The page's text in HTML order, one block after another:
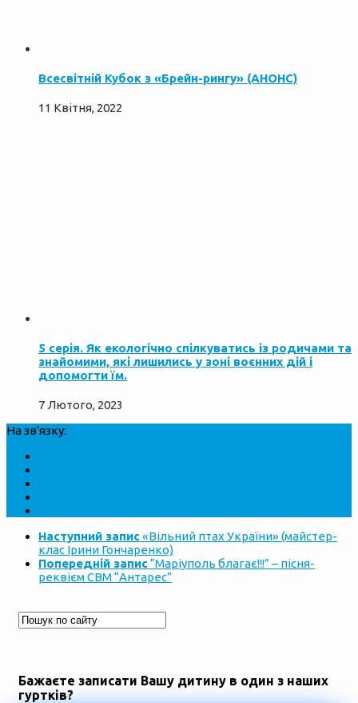
Всесвітній Кубок з «Брейн-рингу» (АНОНС)
11 Квітня, 2022
5 серія. Як екологічно спілкуватись із родичами та
знайомими, які лишились у зоні воєнних дій і
допомогти їм.
7 Лютого, 2023
На зв'язку:
Наступний запис«Вільний птах України» (майстер-
клас Ірини Гончаренко)
Попередній запис“Маріуполь благає!!!” – пісня-
реквієм СВМ “Антарес”
Бажаєте записати Вашу дитину в один з наших
гуртків?